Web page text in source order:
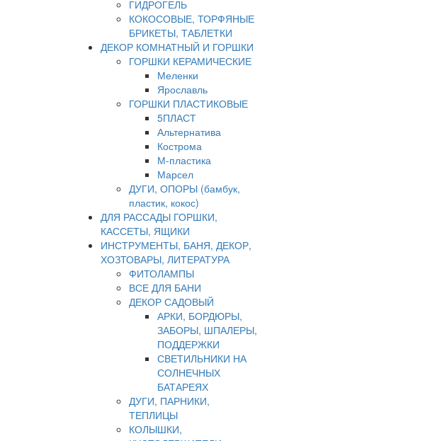
ГИДРОГЕЛЬ
КОКОСОВЫЕ, ТОРФЯНЫЕ
БРИКЕТЫ, ТАБЛЕТКИ
ДЕКОР КОМНАТНЫЙ И ГОРШКИ
ГОРШКИ КЕРАМИЧЕСКИЕ
Меленки
Ярославль
ГОРШКИ ПЛАСТИКОВЫЕ
5ПЛАСТ
Альтернатива
Кострома
М-пластика
Марсел
ДУГИ, ОПОРЫ (бамбук,
пластик, кокос)
ДЛЯ РАССАДЫ ГОРШКИ,
КАССЕТЫ, ЯЩИКИ
ИНСТРУМЕНТЫ, БАНЯ, ДЕКОР,
ХОЗТОВАРЫ, ЛИТЕРАТУРА
ФИТОЛАМПЫ
ВСЕ ДЛЯ БАНИ
ДЕКОР САДОВЫЙ
АРКИ, БОРДЮРЫ,
ЗАБОРЫ, ШПАЛЕРЫ,
ПОДДЕРЖКИ
СВЕТИЛЬНИКИ НА
СОЛНЕЧНЫХ
БАТАРЕЯХ
ДУГИ, ПАРНИКИ,
ТЕПЛИЦЫ
КОЛЫШКИ,